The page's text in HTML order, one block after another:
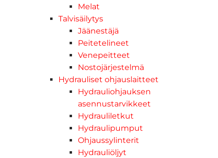
Melat
Talvisäilytys
Jäänestäjä
Peitetelineet
Venepeitteet
Nostojärjestelmä
Hydrauliset ohjauslaitteet
Hydrauliohjauksen
asennustarvikkeet
Hydrauliletkut
Hydraulipumput
Ohjaussylinterit
Hydrauliöljyt